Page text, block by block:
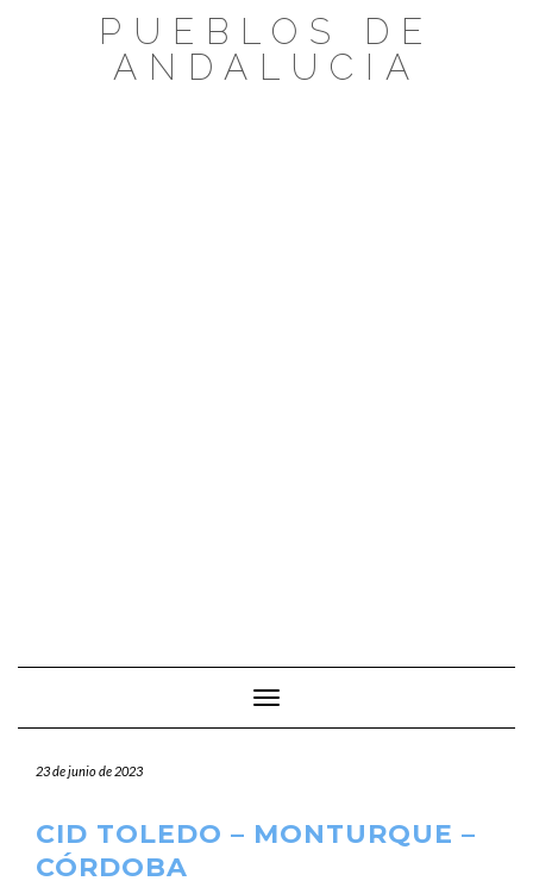
PUEBLOS DE
ANDALUCIA
Cambiar modo de navegación
23 de junio de 2023
CID TOLEDO – MONTURQUE –
CÓRDOBA